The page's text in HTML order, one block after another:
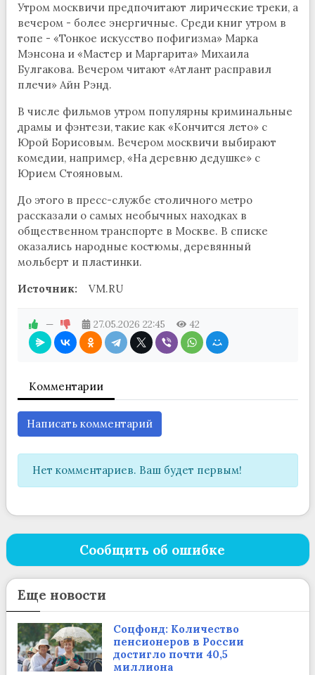
Утром москвичи предпочитают лирические треки, а
вечером - более энергичные. Среди книг утром в
топе - «Тонкое искусство пофигизма» Марка
Мэнсона и «Мастер и Маргарита» Михаила
Булгакова. Вечером читают «Атлант расправил
плечи» Айн Рэнд.
В числе фильмов утром популярны криминальные
драмы и фэнтези, такие как «Кончится лето» с
Юрой Борисовым. Вечером москвичи выбирают
комедии, например, «На деревню дедушке» с
Юрием Стояновым.
До этого в пресс-службе столичного метро
рассказали о самых необычных находках в
общественном транспорте в Москве. В списке
оказались народные костюмы, деревянный
мольберт и пластинки.
Источник:
VM.RU
— 27.05.2026 22:45 42
Комментарии
Написать комментарий
Нет комментариев. Ваш будет первым!
Сообщить об ошибке
Еще новости
Соцфонд: Количество
пенсионеров в России
достигло почти 40,5
миллиона